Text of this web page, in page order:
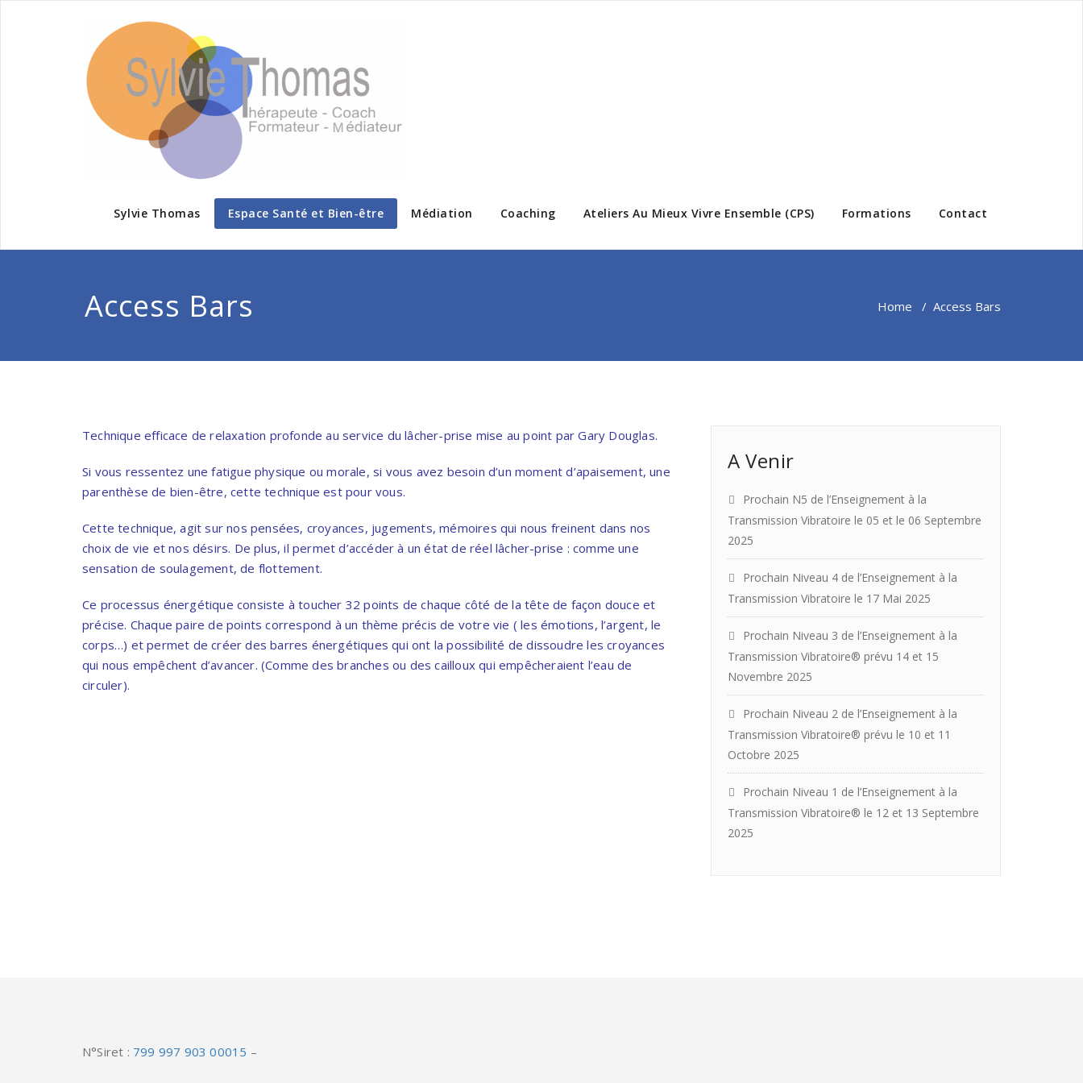
Sylvie Thomas Espace Santé et Bien-être Médiation Coaching Ateliers Au Mieux Vivre Ensemble (CPS) Formations Contact
Access Bars Home / Access Bars
Technique efficace de relaxation profonde au service du lâcher-prise mise au point par Gary Douglas.
Si vous ressentez une fatigue physique ou morale, si vous avez besoin d’un moment d’apaisement, une
parenthèse de bien-être, cette technique est pour vous.
Cette technique, agit sur nos pensées, croyances, jugements, mémoires qui nous freinent dans nos
choix de vie et nos désirs. De plus, il permet d’accéder à un état de réel lâcher-prise : comme une
sensation de soulagement, de flottement.
Ce processus énergétique consiste à toucher 32 points de chaque côté de la tête de façon douce et
précise. Chaque paire de points correspond à un thème précis de votre vie ( les émotions, l’argent, le
corps…) et permet de créer des barres énergétiques qui ont la possibilité de dissoudre les croyances
qui nous empêchent d’avancer. (Comme des branches ou des cailloux qui empêcheraient l’eau de
circuler).
A Venir
Prochain N5 de l’Enseignement à la
Transmission Vibratoire le 05 et le 06 Septembre
2025
Prochain Niveau 4 de l’Enseignement à la
Transmission Vibratoire le 17 Mai 2025
Prochain Niveau 3 de l’Enseignement à la
Transmission Vibratoire® prévu 14 et 15
Novembre 2025
Prochain Niveau 2 de l’Enseignement à la
Transmission Vibratoire® prévu le 10 et 11
Octobre 2025
Prochain Niveau 1 de l’Enseignement à la
Transmission Vibratoire® le 12 et 13 Septembre
2025
N°Siret : 799 997 903 00015 –